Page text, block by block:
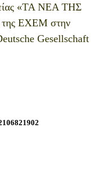
«ΤΑ ΝΕΑ ΤΗΣ
της ΕΧΕΜ στην
Gesellschaft